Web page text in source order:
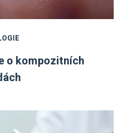
o kompozitních